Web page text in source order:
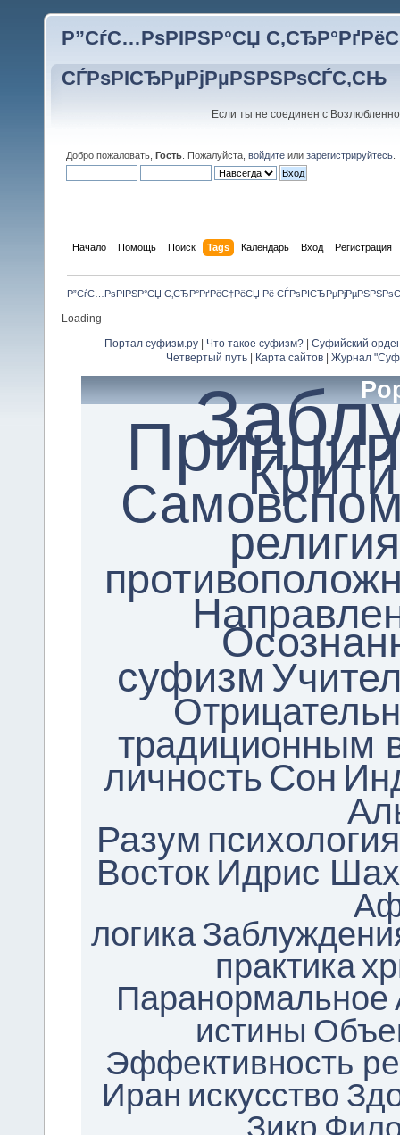
Р”СѓС…РѕРІРЅР°СЏ
СЃРѕРІСЂРµРјРµРЅРЅРѕСЃС‚СЊ
Если ты не соединен с
Добро пожаловать, Гость . Пожалуйста, войдите или зарегистрируйтесь
Начало Помощь Поиск Tags Календарь Вход Регистрация
Р”СѓС…РѕРІРЅР°СЏ С‚СЂР°РґРёС†РёСЏ Рё
Loading
Портал суфизм.ру Что такое суфизм?
Суфийский
Четвертый путь| Карта сайтов| Журнал
религия
суфизм
традиционным
личность Сон
Разум психология
Восток Идрис Шах
логика
практика
Паранормальное
истины
Эффективность
Иран искусство
Зикр